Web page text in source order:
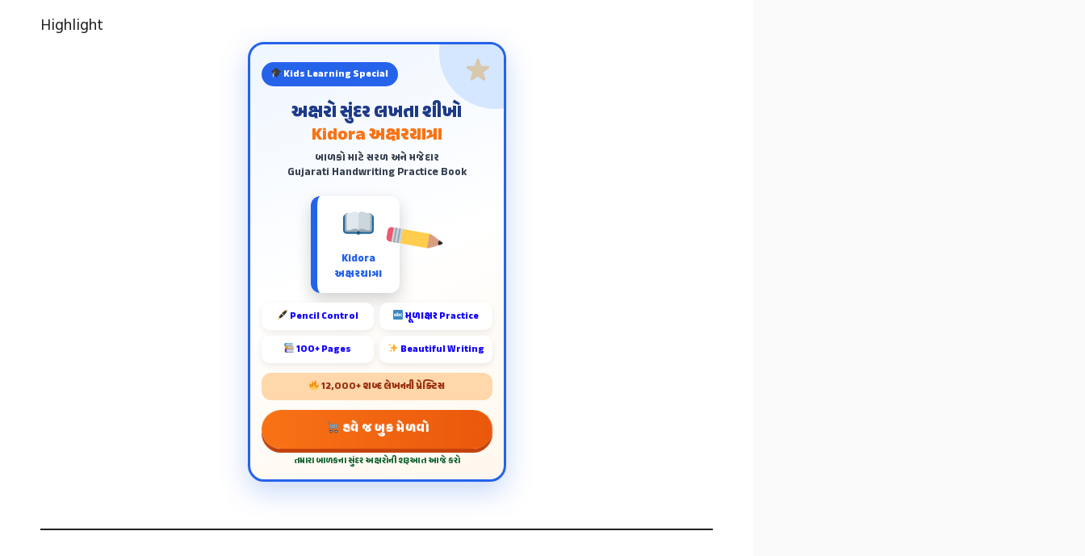
Highlight
Kids Learning Special
અક્ષરો સુંદર લખતા શીખો
Kidora અક્ષરયાત્રા
બાળકો માટે સરળ અને મજેદાર
Gujarati Handwriting Practice Book
Kidora
અક્ષરયાત્રા
Pencil Control મૂળાક્ષર Practice
100+ Pages Beautiful Writing
12,000+ શબ્દ લેખનની પ્રેક્ટિસ
હવે જ બુક મેળવો
તમારા બાળકના સુંદર અક્ષરોની શરૂઆત આજે કરો